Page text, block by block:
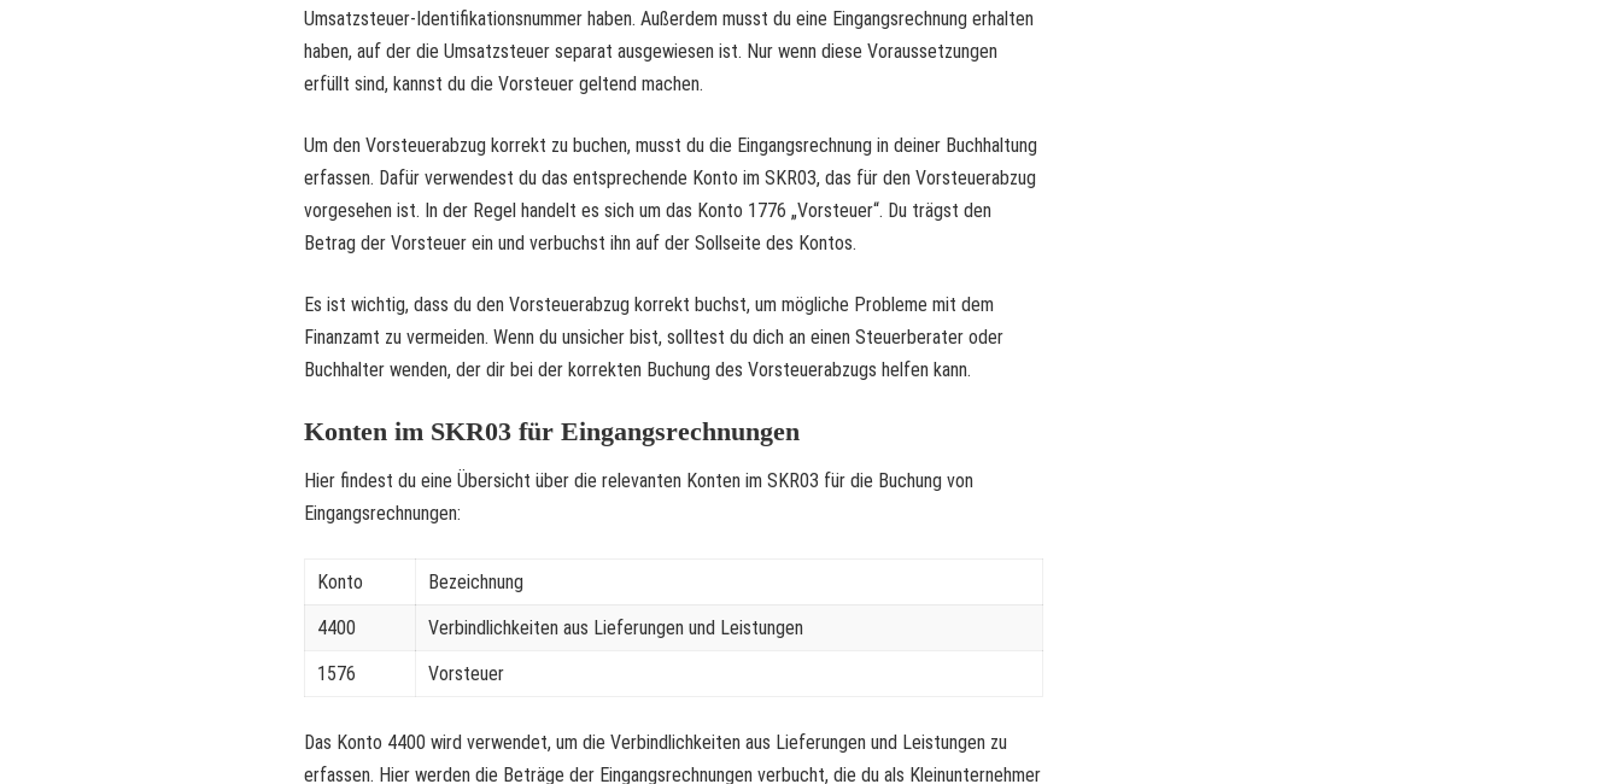
Umsatzsteuer-Identifikationsnummer haben. Außerdem musst du eine Eingangsrechnung erhalten
haben, auf der die Umsatzsteuer separat ausgewiesen ist. Nur wenn diese Voraussetzungen
erfüllt sind, kannst du die Vorsteuer geltend machen.
Um den Vorsteuerabzug korrekt zu buchen, musst du die Eingangsrechnung in deiner Buchhaltung
erfassen. Dafür verwendest du das entsprechende Konto im SKR03, das für den Vorsteuerabzug
vorgesehen ist. In der Regel handelt es sich um das Konto 1776 „Vorsteuer“. Du trägst den
Betrag der Vorsteuer ein und verbuchst ihn auf der Sollseite des Kontos.
Es ist wichtig, dass du den Vorsteuerabzug korrekt buchst, um mögliche Probleme mit dem
Finanzamt zu vermeiden. Wenn du unsicher bist, solltest du dich an einen Steuerberater oder
Buchhalter wenden, der dir bei der korrekten Buchung des Vorsteuerabzugs helfen kann.
Konten im SKR03 für Eingangsrechnungen
Hier findest du eine Übersicht über die relevanten Konten im SKR03 für die Buchung von
Eingangsrechnungen:
Konto
Bezeichnung
4400
Verbindlichkeiten aus Lieferungen und Leistungen
1576
Vorsteuer
Das Konto 4400 wird verwendet, um die Verbindlichkeiten aus Lieferungen und Leistungen zu
erfassen. Hier werden die Beträge der Eingangsrechnungen verbucht, die du als Kleinunternehmer